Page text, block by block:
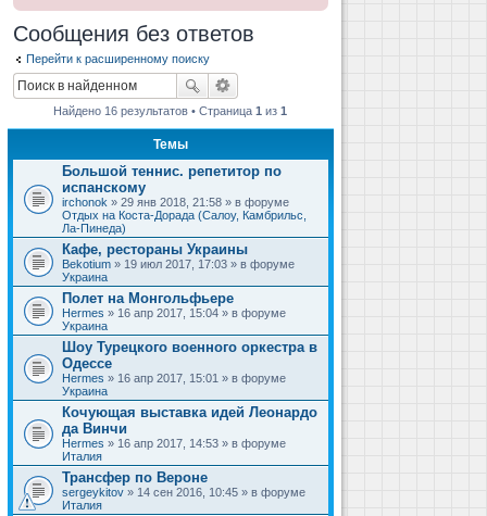
Сообщения без ответов
Перейти к расширенному поиску
Найдено 16 результатов • Страница1 из1
Темы
Большой теннис. репетитор по
испанскому
irchonok » 29 янв 2018, 21:58 » в форуме
Отдых на Коста-Дорада (Салоу, Камбрильс,
Ла-Пинеда)
Кафе, рестораны Украины
Bekotium » 19 июл 2017, 17:03 » в форуме
Украина
Полет на Монгольфьере
Hermes » 16 апр 2017, 15:04 » в форуме
Украина
Шоу Турецкого военного оркестра в
Одессе
Hermes » 16 апр 2017, 15:01 » в форуме
Украина
Кочующая выставка идей Леонардо
да Винчи
Hermes » 16 апр 2017, 14:53 » в форуме
Италия
Трансфер по Вероне
sergeykitov » 14 сен 2016, 10:45 » в форуме
Италия